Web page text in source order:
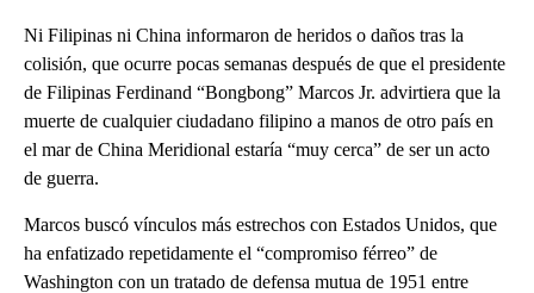
Ni Filipinas ni China informaron de heridos o daños tras la
colisión, que ocurre pocas semanas después de que el presidente
de Filipinas Ferdinand “Bongbong” Marcos Jr. advirtiera que la
muerte de cualquier ciudadano filipino a manos de otro país en
el mar de China Meridional estaría “muy cerca” de ser un acto
de guerra.
Marcos buscó vínculos más estrechos con Estados Unidos, que
ha enfatizado repetidamente el “compromiso férreo” de
Washington con un tratado de defensa mutua de 1951 entre